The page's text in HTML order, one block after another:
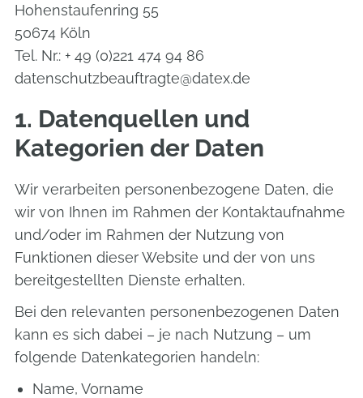
Hohenstaufenring 55
50674 Köln
Tel. Nr.: + 49 (0)221 474 94 86
datenschutzbeauftragte@datex.de
1. Datenquellen und
Kategorien der Daten
Wir verarbeiten personenbezogene Daten, die
wir von Ihnen im Rahmen der Kontaktaufnahme
und/oder im Rahmen der Nutzung von
Funktionen dieser Website und der von uns
bereitgestellten Dienste erhalten.
Bei den relevanten personenbezogenen Daten
kann es sich dabei – je nach Nutzung – um
folgende Datenkategorien handeln:
Name, Vorname